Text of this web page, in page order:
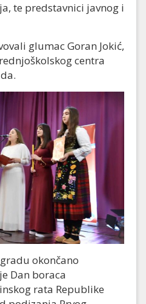
te predstavnici javnog i
glumac Goran Jokić,
centra
okončano
Dan boraca
rata Republike